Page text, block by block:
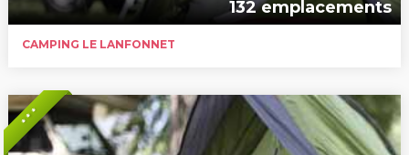
132 emplacements
CAMPING LE LANFONNET
* * *